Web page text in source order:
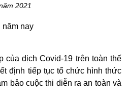
2021
năm nay
của dịch Covid-19 trên toàn thế
định tiếp tục tổ chức hình thức
bảo cuộc thi diễn ra an toàn và